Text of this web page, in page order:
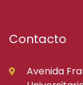
Contacto
Avenida